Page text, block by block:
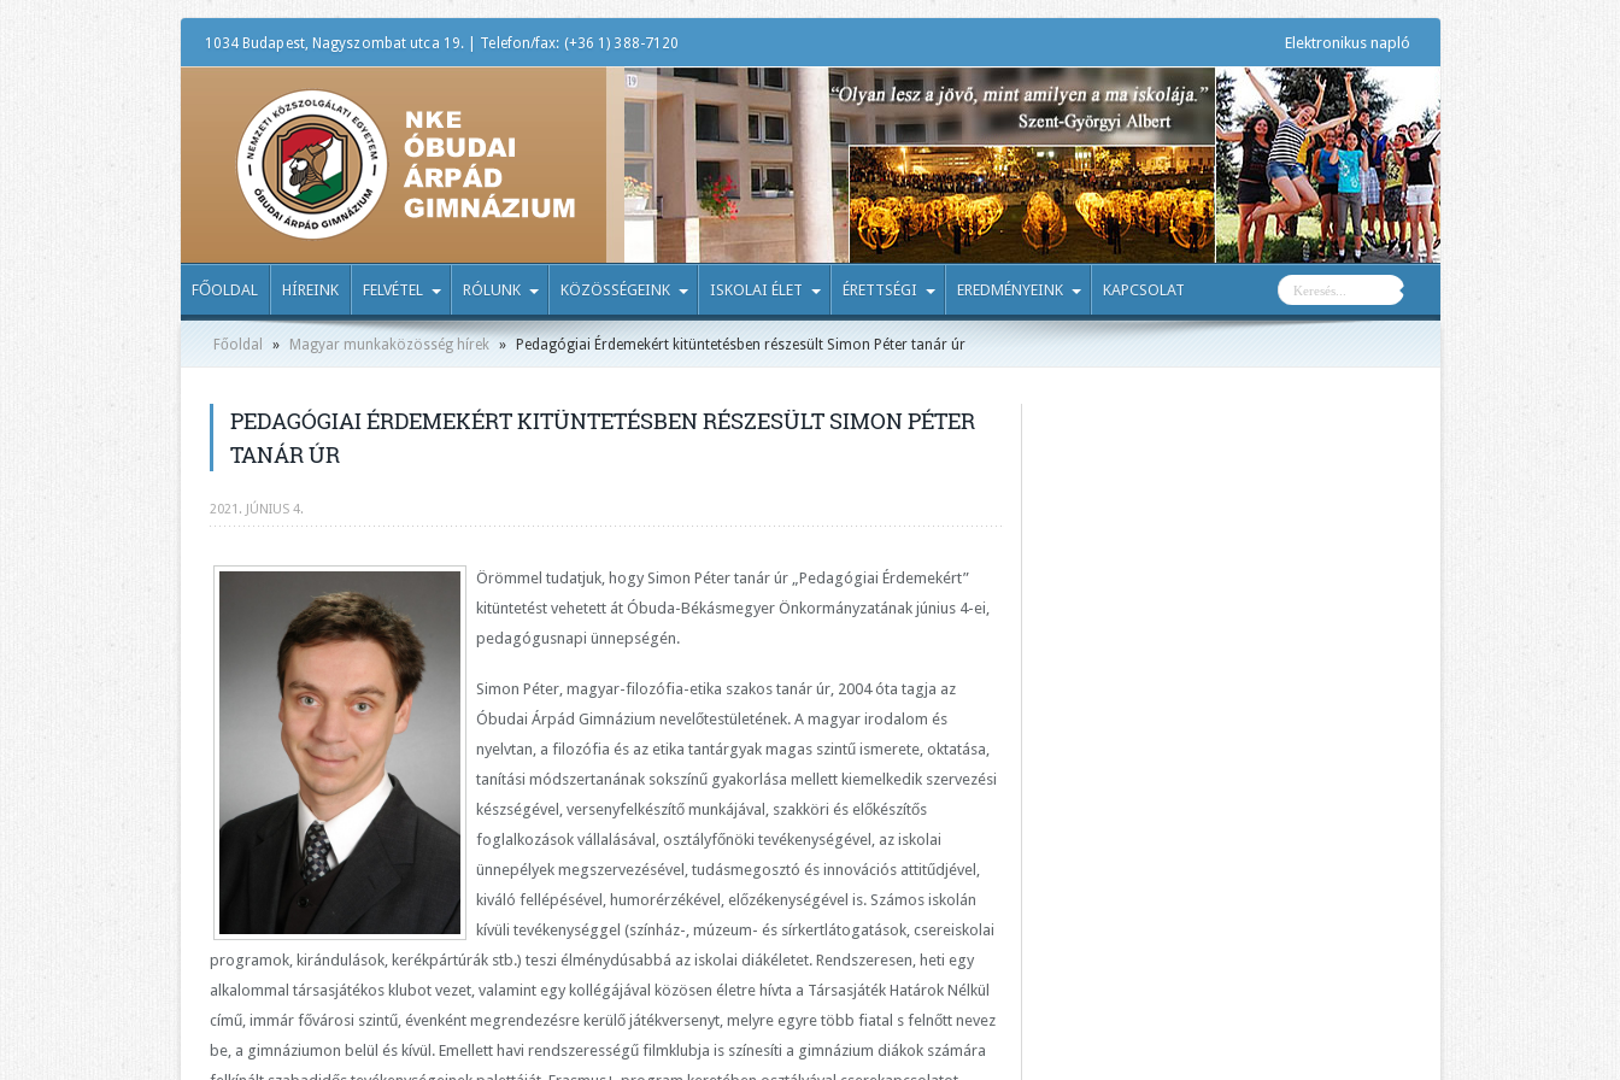
1034 Budapest, Nagyszombat utca 19. | Telefon/fax: (+36 1) 388-7120 Elektronikus napló
FŐOLDAL HÍREINK FELVÉTEL RÓLUNK KÖZÖSSÉGEINK ISKOLAI ÉLET ÉRETTSÉGI EREDMÉNYEINK KAPCSOLAT
Főoldal » Magyar munkaközösség hírek » Pedagógiai Érdemekért kitüntetésben részesült Simon Péter tanár úr
PEDAGÓGIAI ÉRDEMEKÉRT KITÜNTETÉSBEN RÉSZESÜLT SIMON PÉTER
TANÁR ÚR
2021. JÚNIUS 4.
Örömmel tudatjuk, hogy Simon Péter tanár úr „Pedagógiai Érdemekért”
kitüntetést vehetett át Óbuda-Békásmegyer Önkormányzatának június 4-ei,
pedagógusnapi ünnepségén.
Simon Péter, magyar-filozófia-etika szakos tanár úr, 2004 óta tagja az
Óbudai Árpád Gimnázium nevelőtestületének. A magyar irodalom és
nyelvtan, a filozófia és az etika tantárgyak magas szintű ismerete, oktatása,
tanítási módszertanának sokszínű gyakorlása mellett kiemelkedik szervezési
készségével, versenyfelkészítő munkájával, szakköri és előkészítős
foglalkozások vállalásával, osztályfőnöki tevékenységével, az iskolai
ünnepélyek megszervezésével, tudásmegosztó és innovációs attitűdjével,
kiváló fellépésével, humorérzékével, előzékenységével is. Számos iskolán
kívüli tevékenységgel (színház-, múzeum- és sírkertlátogatások, csereiskolai
programok, kirándulások, kerékpártúrák stb.) teszi élménydúsabbá az iskolai diákéletet. Rendszeresen, heti egy
alkalommal társasjátékos klubot vezet, valamint egy kollégájával közösen életre hívta a Társasjáték Határok Nélkül
című, immár fővárosi szintű, évenként megrendezésre kerülő játékversenyt, melyre egyre több fiatal s felnőtt nevez
be, a gimnáziumon belül és kívül. Emellett havi rendszerességű filmklubja is színesíti a gimnázium diákok számára